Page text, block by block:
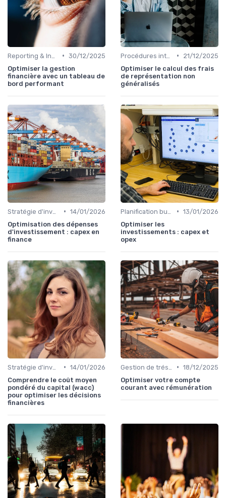
• 30/12/2025
Optimiser la gestion
financière avec un tableau de
bord performant
•
21/12/2025
Optimiser le calcul des frais
de représentation non
généralisés
• 14/01/2026
Optimisation des dépenses
d'investissement : capex en
finance
• 13/01/2026
Optimiser les
investissements : capex et
opex
• 14/01/2026
Comprendre le coût moyen
pondéré du capital (wacc)
pour optimiser les décisions
financières
• 18/12/2025
Optimiser votre compte
courant avec rémunération